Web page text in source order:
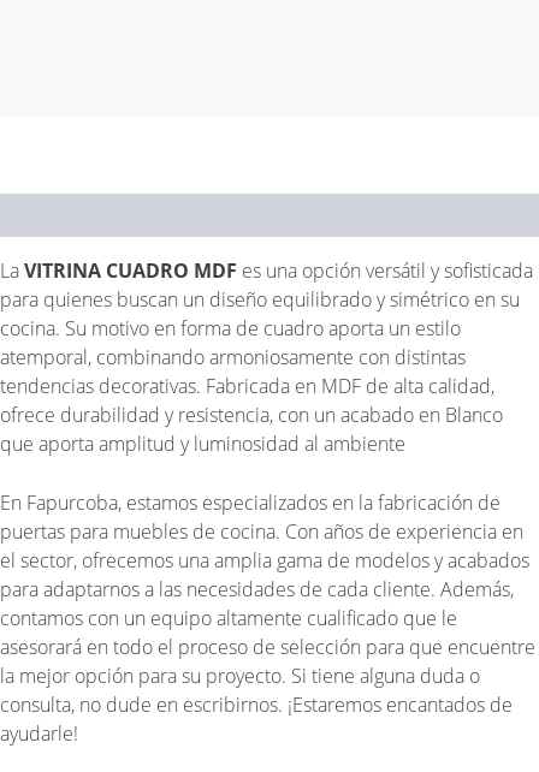
LaVITRINA CUADRO MDF es una opción versátil y sofisticada
para quienes buscan un diseño equilibrado y simétrico en su
cocina. Su motivo en forma de cuadro aporta un estilo
atemporal, combinando armoniosamente con distintas
tendencias decorativas. Fabricada en MDF de alta calidad,
ofrece durabilidad y resistencia, con un acabado en Blanco
que aporta amplitud y luminosidad al ambiente
En Fapurcoba, estamos especializados en la fabricación de
puertas para muebles de cocina. Con años de experiencia en
el sector, ofrecemos una amplia gama de modelos y acabados
para adaptarnos a las necesidades de cada cliente. Además,
contamos con un equipo altamente cualificado que le
asesorará en todo el proceso de selección para que encuentre
la mejor opción para su proyecto. Si tiene alguna duda o
consulta, no dude en escribirnos. ¡Estaremos encantados de
ayudarle!